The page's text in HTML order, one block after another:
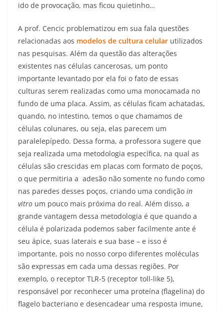
ido de provocação, mas ficou quietinho…
A prof. Cencic problematizou em sua fala questões
relacionadas aos modelos de cultura celular utilizados
nas pesquisas. Além da questão das alterações
existentes nas células cancerosas, um ponto
importante levantado por ela foi o fato de essas
culturas serem realizadas como uma monocamada no
fundo de uma placa. Assim, as células ficam achatadas,
quando, no intestino, temos o que chamamos de
células colunares, ou seja, elas parecem um
paralelepípedo. Dessa forma, a professora sugere que
seja realizada uma metodologia específica, na qual as
células são crescidas em placas com formato de poços,
o que permitiria a adesão não somente no fundo como
nas paredes desses poços, criando uma condição in
vitro um pouco mais próxima do real. Além disso, a
grande vantagem dessa metodologia é que quando a
célula é polarizada podemos saber facilmente ante é
seu ápice, suas laterais e sua base – e isso é
importante, pois no nosso corpo diferentes moléculas
são expressas em cada uma dessas regiões. Por
exemplo, o receptor TLR-5 (receptor toll-like 5),
responsável por reconhecer uma proteína (flagelina) do
flagelo bacteriano e desencadear uma resposta imune,